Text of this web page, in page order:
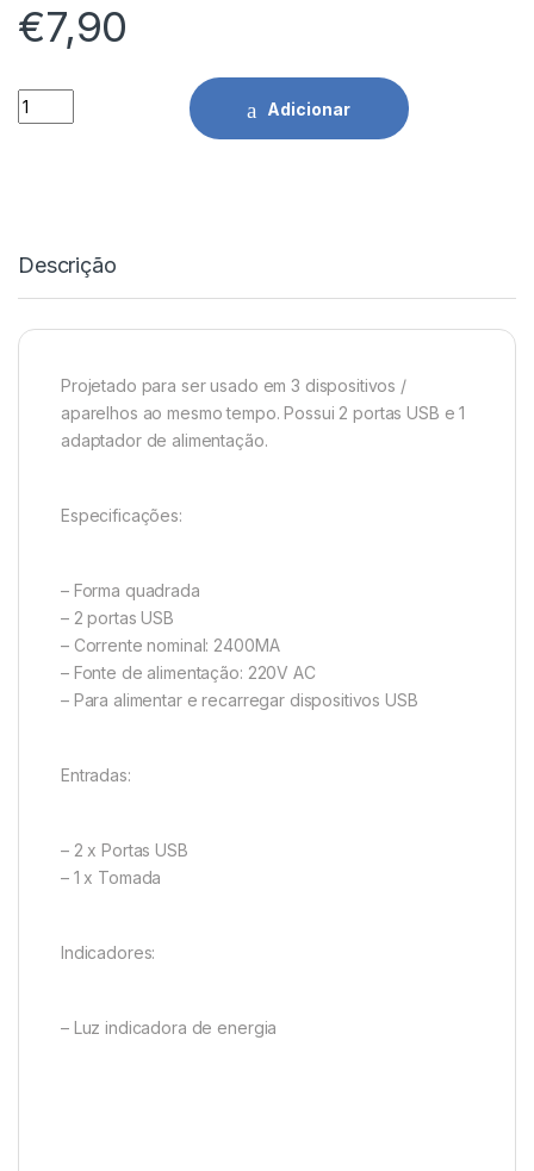
€7,90
Tomada de Parede C/ 2 x Portas USB quantidade
Adicionar
Descrição
Projetado para ser usado em 3 dispositivos /
aparelhos ao mesmo tempo. Possui 2 portas USB e 1
adaptador de alimentação.
Especificações:
– Forma quadrada
– 2 portas USB
– Corrente nominal: 2400MA
– Fonte de alimentação: 220V AC
– Para alimentar e recarregar dispositivos USB
Entradas:
– 2 x Portas USB
– 1 x Tomada
Indicadores:
– Luz indicadora de energia